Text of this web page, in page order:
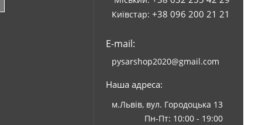
Київстар: +38 096 200 21 21
E-mail:
pysarshop2020@gmail.com
Наша адреса:
м.Львів, вул. Городоцька 13
Пн-Пт: 10:00 - 19:00